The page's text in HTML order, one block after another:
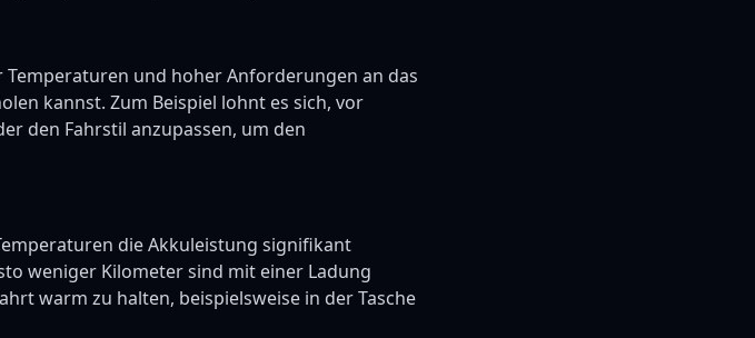
und hoher Anforderungen an das
kannst. Zum Beispiel lohnt es sich, vor
den Fahrstil anzupassen, um den
die Akkuleistung signifikant
weniger Kilometer sind mit einer Ladung
warm zu halten, beispielsweise in der Tasche